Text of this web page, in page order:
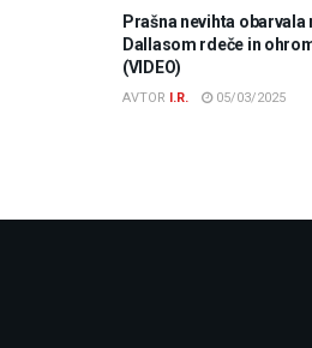
Prašna nevihta obarvala
Dallasom rdeče in
(VIDEO)
AVTOR I.R. 05/03/2025